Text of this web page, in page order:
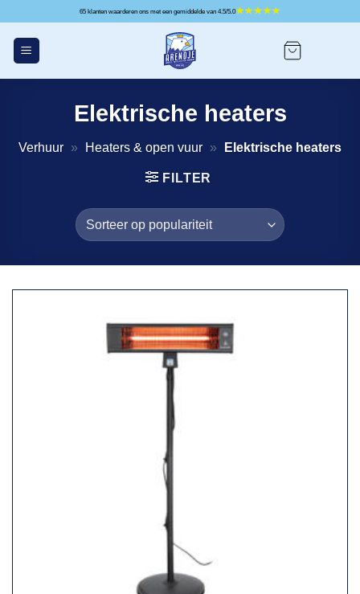
inhoud
65 klanten waarderen ons met een gemiddelde van 4.5/5.0
Elektrische heaters
Verhuur » Heaters & open vuur » Elektrische heaters
FILTER